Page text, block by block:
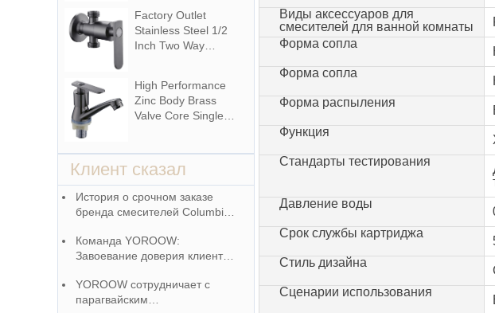
Bathroom Faucet
Accessory for
Apartments &
Factory Outlet
Stainless Steel 1/2
Inch Two Way
Apartments &
Hotels with Easy
Installation
High Performance
Zinc Body Brass
Valve Core Single
Surface Modern
Basin Faucet
Клиент сказал
История о срочном заказе
бренда смесителей Columbia
Команда YOROOW:
Завоевание доверия клиентов
YOROOW сотрудничает с
парагвайским
Виды аксессуаров для
смесителей для ванной комнаты
Форма сопла
Форма сопла
Форма распыления
Функция
Стандарты тестирования
Давление воды
Срок службы картриджа
Стиль дизайна
Сценарии использования